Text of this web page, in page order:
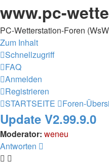
www.pc-
PC-Wetterstation-Foren
Zum Inhalt
Schnellzugriff
FAQ
Anmelden
Registrieren
STARTSEITE
Foren-
Update V2.99.9.0
Moderator: weneu
Antworten